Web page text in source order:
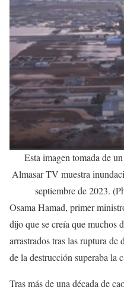
Esta imagen tomada de
Almasar TV muestra
septiembre de 2023.
Osama Hamad, primer
dijo que se creía que muchos
arrastrados tras las ruptura de
de la destrucción superaba la
Tras más de una década de